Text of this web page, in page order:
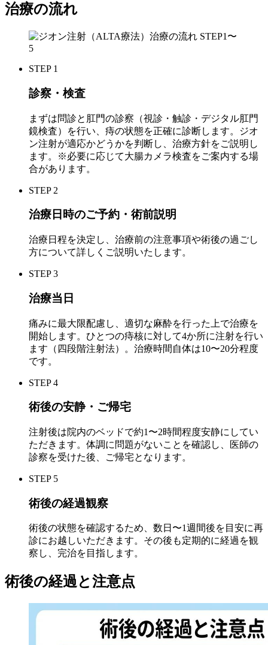
治療の流れ
STEP 1
診察・検査
まずは問診と肛門の診察（視診・触診・デジタル肛門
鏡検査）を行い、痔の状態を正確に診断します。ジオ
ン注射が適応かどうかを判断し、治療方針をご説明し
ます。※必要に応じて大腸カメラ検査をご案内する場
合があります。
STEP 2
治療日時のご予約・術前説明
治療日程を決定し、治療前の注意事項や術後の過ごし
方について詳しくご説明いたします。
STEP 3
治療当日
痛みに最大限配慮し、適切な麻酔を行った上で治療を
開始します。ひとつの痔核に対して4か所に注射を行い
ます（四段階注射法）。治療時間自体は10〜20分程度
です。
STEP 4
術後の安静・ご帰宅
注射後は院内のベッドで約1〜2時間程度安静にしてい
ただきます。体調に問題がないことを確認し、医師の
診察を受けた後、ご帰宅となります。
STEP 5
術後の経過観察
術後の状態を確認するため、 数日〜1週間後を目安に再
診にお越しいただきます。その後も定期的に経過を観
察し、完治を目指します。
術後の経過と注意点